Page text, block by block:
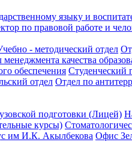
языку и
по правовой работе и
- методический отдел
менеджмента качества
обеспечения Студенческий
отдел Отдел по
подготовки (Лицей)
курсы)
им И.К. Акылбекова Офис